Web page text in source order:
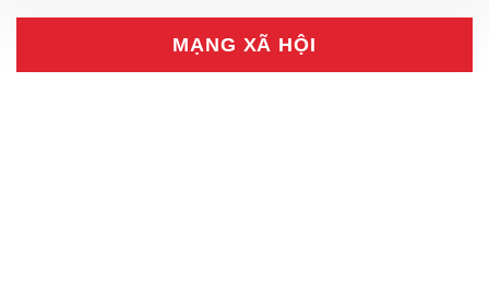
MẠNG XÃ HỘI